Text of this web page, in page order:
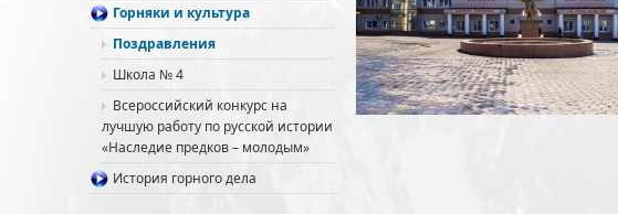
Горняки и культура
Поздравления
Школа № 4
Всероссийский конкурс на
лучшую работу по русской истории
«Наследие предков – молодым»
История горного дела